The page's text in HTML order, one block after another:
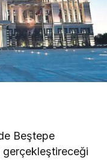
Beştepe
gerçekleştireceği